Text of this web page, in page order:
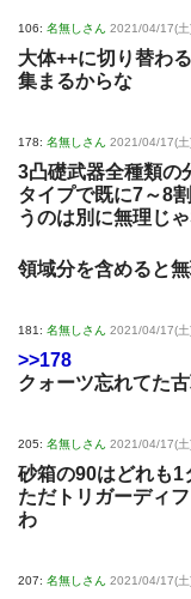
106: 名無しさん 2021/04/17(
大体++に切り替わ
集まるからな
178: 名無しさん 2021/04/17(
3凸礎武器全種類の
タイプで既に7～8
うのは別に無理じ
領域分を含めると
181: 名無しさん 2021/04/17(
>>178
クォーツ忘れてた
205: 名無しさん 2021/04/17(
砂箱の90はどれも1
ただトリガーディ
わ
207: 名無しさん 2021/04/17(